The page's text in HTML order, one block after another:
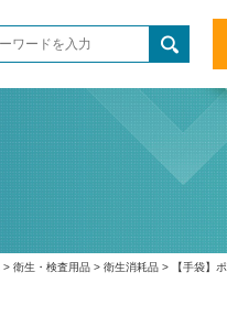
> 衛生・検査用品 > 衛生消耗品 > 【手袋】